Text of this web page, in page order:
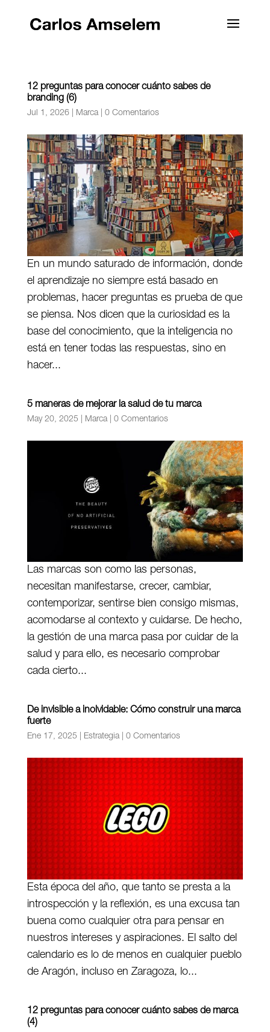
12 preguntas para conocer cuánto sabes de
branding (6)
Jul 1, 2026| Marca| 0 Comentarios
En un mundo saturado de información, donde
el aprendizaje no siempre está basado en
problemas, hacer preguntas es prueba de que
se piensa. Nos dicen que la curiosidad es la
base del conocimiento, que la inteligencia no
está en tener todas las respuestas, sino en
hacer...
5 maneras de mejorar la salud de tu marca
May 20, 2025 Marca| 0 Comentarios
Las marcas son como las personas,
necesitan manifestarse, crecer, cambiar,
contemporizar, sentirse bien consigo mismas,
acomodarse al contexto y cuidarse. De hecho,
la gestión de una marca pasa por cuidar de la
salud y para ello, es necesario comprobar
cada cierto...
De invisible a inolvidable: Cómo construir una marca
fuerte
Ene 17, 2025 Estrategia| 0 Comentarios
Esta época del año, que tanto se presta a la
introspección y la reflexión, es una excusa tan
buena como cualquier otra para pensar en
nuestros intereses y aspiraciones. El salto del
calendario es lo de menos en cualquier pueblo
de Aragón, incluso en Zaragoza, lo...
12 preguntas para conocer cuánto sabes de marca
(4)